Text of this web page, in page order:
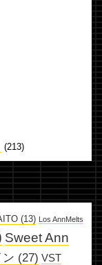
(213)
(13) Los AnnMelts
Sweet Ann
(27) VST